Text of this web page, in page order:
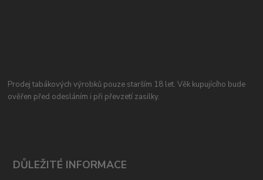
Prodej tabákových výrobků pouze starším 18 let. Věk kupujícího bude
ověřen před odesláním i při převzetí zasilky.
DŮLEŽITÉ INFORMACE